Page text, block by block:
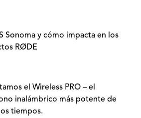
Sonoma y cómo impacta en los
RØDE
el Wireless PRO – el
inalámbrico más potente de
tiempos.